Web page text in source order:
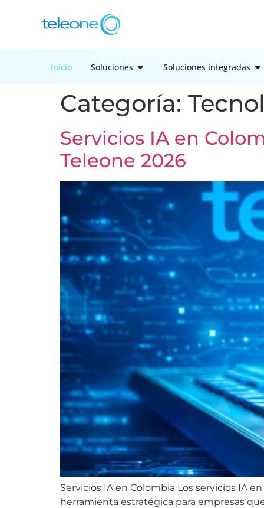
Inicio Soluciones Soluciones integradas
Categoría:
Servicios IA en
Teleone 2026
Servicios IA en Colombia Los servicios IA
herramienta estratégica para empresas